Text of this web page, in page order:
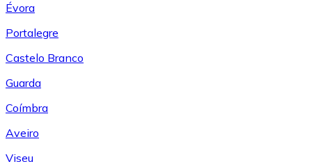
Évora
Portalegre
Castelo Branco
Guarda
Coímbra
Aveiro
Viseu